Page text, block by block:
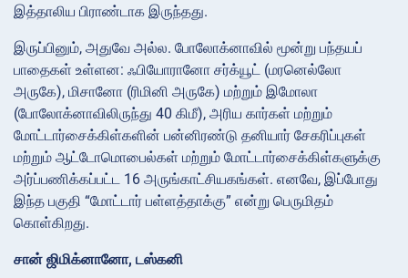
இத்தாலிய பிராண்டாக இருந்தது.
இருப்பினும், அதுவே அல்ல. போலோக்னாவில் மூன்று பந்தயப்
பாதைகள் உள்ளன: ஃபியோரானோ சர்க்யூட் (மரனெல்லோ
அருகே), மிசானோ (ரிமினி அருகே) மற்றும் இமோலா
(போலோக்னாவிலிருந்து 40 கிமீ), அரிய கார்கள் மற்றும்
மோட்டார்சைக்கிள்களின் பன்னிரண்டு தனியார் சேகரிப்புகள்
மற்றும் ஆட்டோமொபைல்கள் மற்றும் மோட்டார்சைக்கிள்களுக்கு
அர்ப்பணிக்கப்பட்ட 16 அருங்காட்சியகங்கள். எனவே, இப்போது
இந்த பகுதி “மோட்டார் பள்ளத்தாக்கு” என்று பெருமிதம்
கொள்கிறது.
சான் ஜிமிக்னானோ, டஸ்கனி